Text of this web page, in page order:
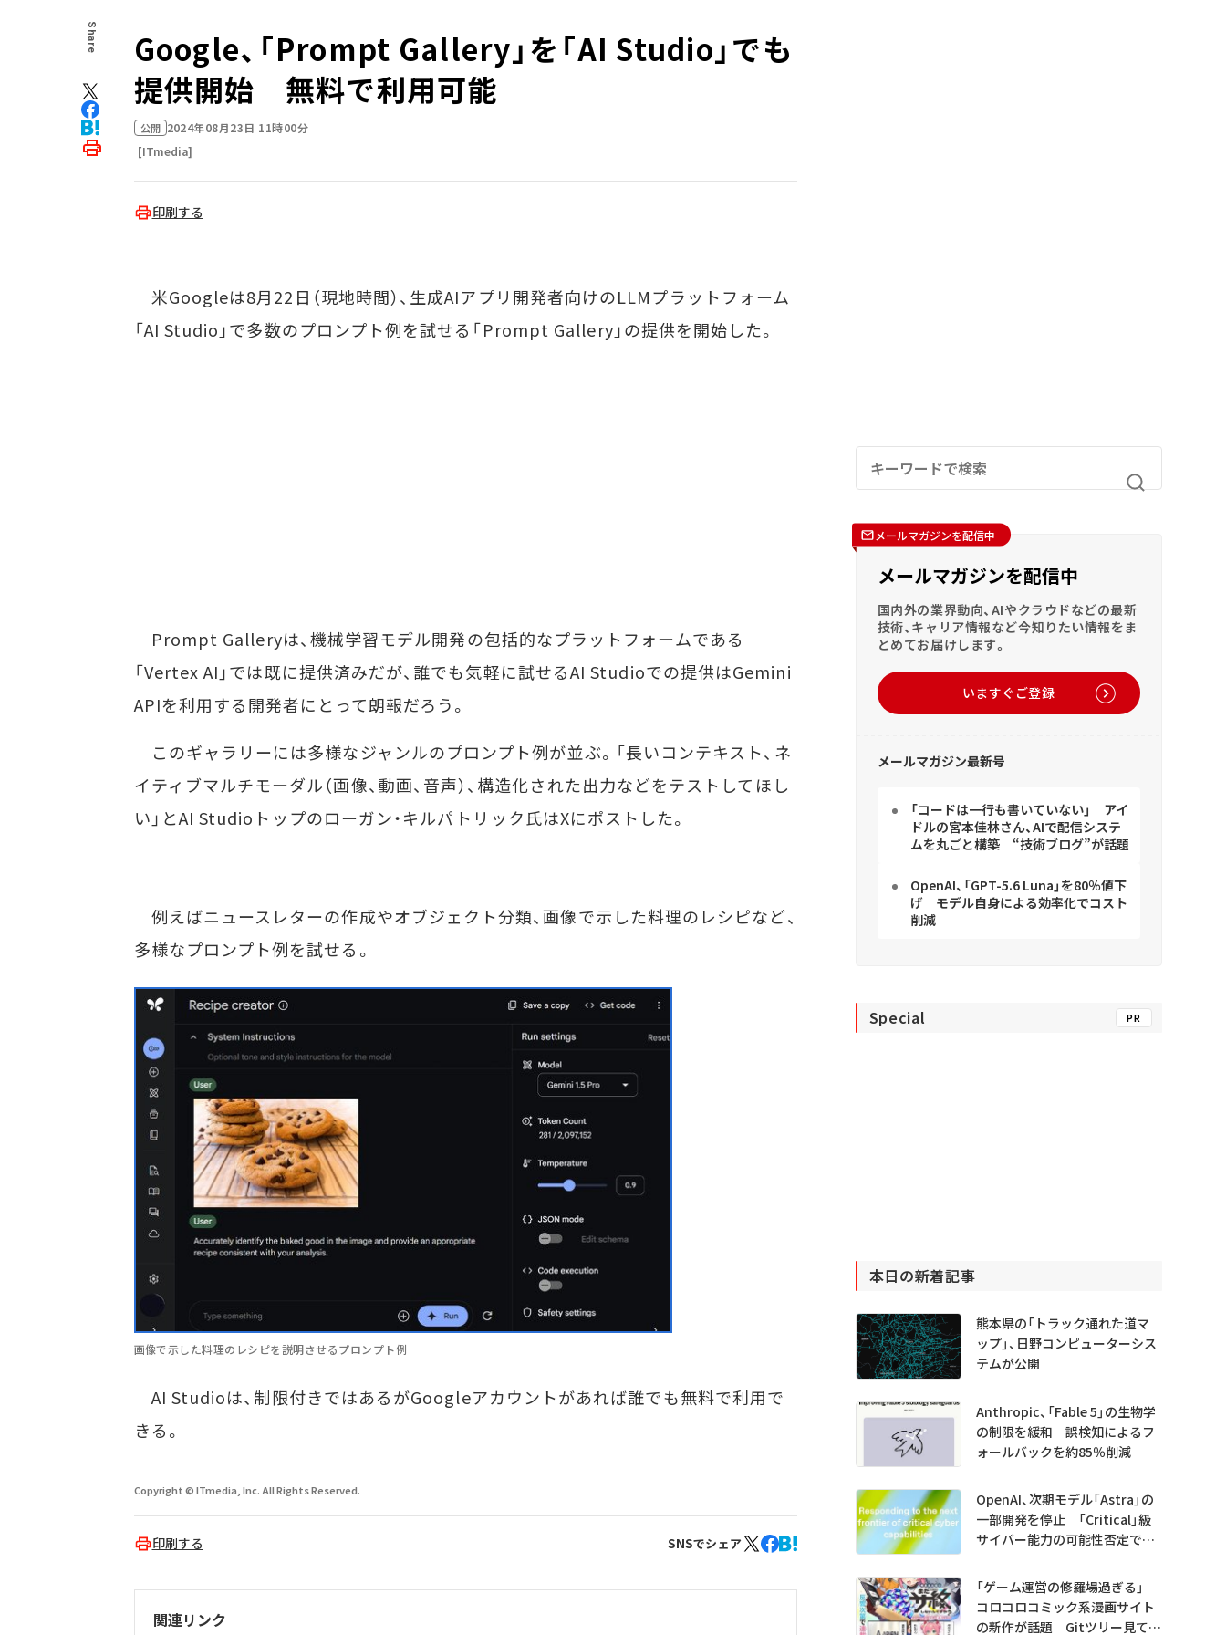
Share
Google、「Prompt Gallery」を「AI Studio」でも
提供開始 無料で利用可能
公開 2024年08月23日 11時00分
[ITmedia]
印刷する
米Googleは8月22日（現地時間）、生成AIアプリ開発者向けのLLMプラットフォーム
「AI Studio」で多数のプロンプト例を試せる「Prompt Gallery」の提供を開始した。
Prompt Galleryは、機械学習モデル開発の包括的なプラットフォームである
「Vertex AI」では既に提供済みだが、誰でも気軽に試せるAI Studioでの提供はGemini
APIを利用する開発者にとって朗報だろう。
このギャラリーには多様なジャンルのプロンプト例が並ぶ。「長いコンテキスト、ネ
イティブマルチモーダル（画像、動画、音声）、構造化された出力などをテストしてほし
い」とAI Studioトップのローガン・キルパトリック氏はXにポストした。
例えばニュースレターの作成やオブジェクト分類、画像で示した料理のレシピなど、
多様なプロンプト例を試せる。
画像で示した料理のレシピを説明させるプロンプト例
AI Studioは、制限付きではあるがGoogleアカウントがあれば誰でも無料で利用で
きる。
Copyright © ITmedia, Inc. All Rights Reserved.
印刷する SNSでシェア
関連リンク
メールマガジンを配信中
メールマガジンを配信中
国内外の業界動向、AIやクラウドなどの最新
技術、キャリア情報など今知りたい情報をま
とめてお届けします。
いますぐご登録
メールマガジン最新号
「コードは一行も書いていない」 アイ
ドルの宮本佳林さん、AIで配信システ
ムを丸ごと構築 “技術ブログ”が話題
OpenAI、「GPT-5.6 Luna」を80％値下
げ モデル自身による効率化でコスト
削減
Special PR
本日の新着記事
熊本県の「トラック通れた道マ
ップ」、日野コンピューターシス
テムが公開
Anthropic、「Fable 5」の生物学
の制限を緩和 誤検知によるフ
ォールバックを約85％削減
OpenAI、次期モデル「Astra」の
一部開発を停止 「Critical」級
サイバー能力の可能性否定でき
「ゲーム運営の修羅場過ぎる」
コロコロコミック系漫画サイト
の新作が話題 Gitツリー見てガ